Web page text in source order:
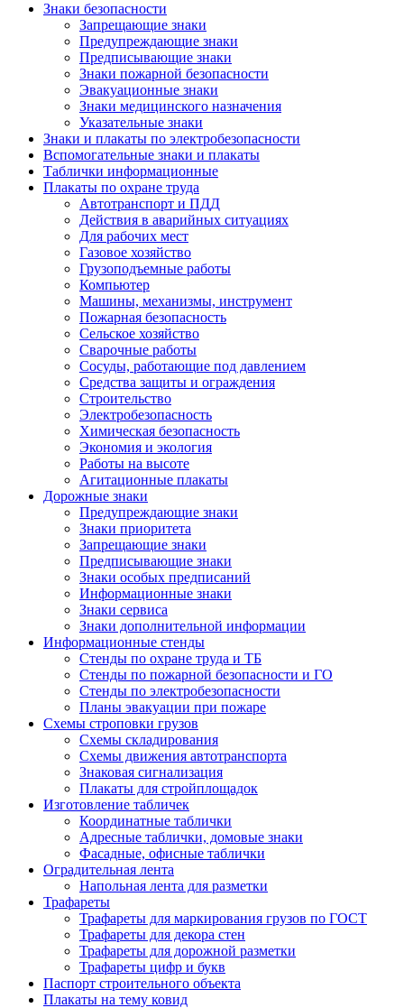
Знаки безопасности
Запрещающие знаки
Предупреждающие знаки
Предписывающие знаки
Знаки пожарной безопасности
Эвакуационные знаки
Знаки медицинского назначения
Указательные знаки
Знаки и плакаты по электробезопасности
Вспомогательные знаки и плакаты
Таблички информационные
Плакаты по охране труда
Автотранспорт и ПДД
Действия в аварийных ситуациях
Для рабочих мест
Газовое хозяйство
Грузоподъемные работы
Компьютер
Машины, механизмы, инструмент
Пожарная безопасность
Сельское хозяйство
Сварочные работы
Сосуды, работающие под давлением
Средства защиты и ограждения
Строительство
Электробезопасность
Химическая безопасность
Экономия и экология
Работы на высоте
Агитационные плакаты
Дорожные знаки
Предупреждающие знаки
Знаки приоритета
Запрещающие знаки
Предписывающие знаки
Знаки особых предписаний
Информационные знаки
Знаки сервиса
Знаки дополнительной информации
Информационные стенды
Стенды по охране труда и ТБ
Стенды по пожарной безопасности и ГО
Стенды по электробезопасности
Планы эвакуации при пожаре
Схемы строповки грузов
Схемы складирования
Схемы движения автотранспорта
Знаковая сигнализация
Плакаты для стройплощадок
Изготовление табличек
Координатные таблички
Адресные таблички, домовые знаки
Фасадные, офисные таблички
Оградительная лента
Напольная лента для разметки
Трафареты
Трафареты для маркирования грузов по ГОСТ
Трафареты для декора стен
Трафареты для дорожной разметки
Трафареты цифр и букв
Паспорт строительного объекта
Плакаты на тему ковид